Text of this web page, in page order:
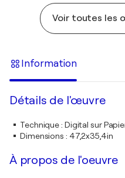
Voir toutes les
Information
Détails de l'œuvre
Technique: Digital sur
Dimensions : 47,2x35,4in
À propos de l'oeuvre